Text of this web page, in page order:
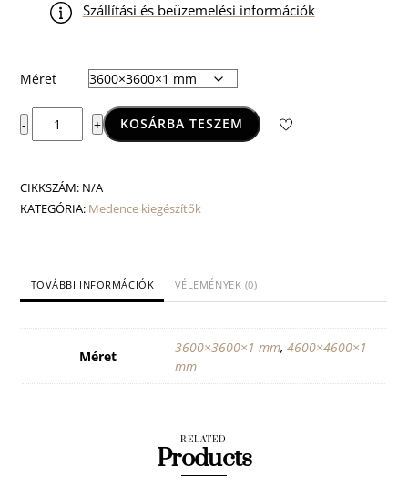
Szállítási és beüzemelési információk
Méret
-
Medence
takaró
mennyiség
+ KOSÁRBA TESZEM
CIKKSZÁM: N/A
KATEGÓRIA: Medence kiegészítők
TOVÁBBI INFORMÁCIÓK VÉLEMÉNYEK (0)
Méret
3600×3600×1 mm,4600×4600×1
mm
RELATED
Products